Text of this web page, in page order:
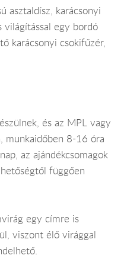
asztaldísz, karácsonyi
világítással egy bordó
karácsonyi csokifűzér,
és az MPL vagy
munkaidőben 8-16 óra
az ajándékcsomagok
függően
egy címre is
viszont élő virággal